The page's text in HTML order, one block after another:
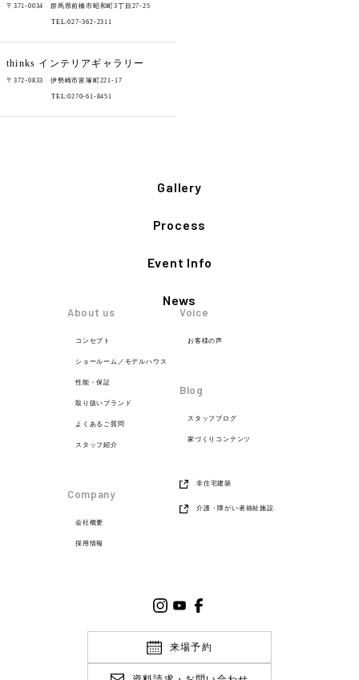
〒371-0034 群馬県前橋市昭和町3丁目27-25
TEL:027-362-2311
thinks インテリアギャラリー
〒372-0833 伊勢崎市富塚町221-17
TEL:0270-61-8451
Gallery
Process
Event Info
News
About us
コンセプト
ショールーム／モデルハウス
性能・保証
取り扱いブランド
よくあるご質問
スタッフ紹介
Company
会社概要
採用情報
Voice
お客様の声
Blog
スタッフブログ
家づくりコンテンツ
非住宅建築
介護・障がい者福祉施設
来場予約